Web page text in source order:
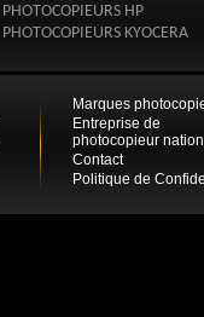
PHOTOCOPIEURS HP
PHOTOCOPIEURS KYOCERA
Marques
Entreprise de
photocopieur
Contact
Politique de